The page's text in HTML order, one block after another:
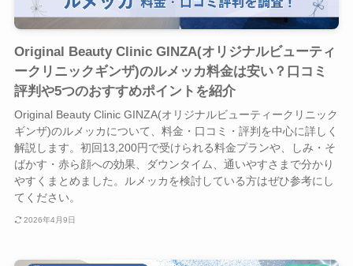
Original Beauty Clinic GINZA(オリジナルビューティ
ークリニックギンザ)のルメッカ料金は安い？口コミ
評判や5つのおすすめポイントを紹介
Original Beauty Clinic GINZA(オリジナルビューティークリニック
ギンザ)のルメッカについて、料金・口コミ・評判を中心に詳しく
解説します。初回13,200円で受けられる料金プランや、しみ・そ
ばかす・赤ら顔への効果、ダウンタイム、通いやすさまで分かり
やすくまとめました。ルメッカを検討している方はぜひ参考にし
てください。
2026年4月9日